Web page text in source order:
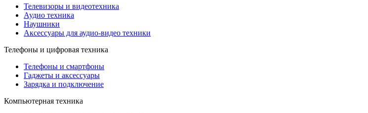
Телевизоры и видеотехника
Аудио техника
Наушники
Аксессуары для аудио-видео техники
Телефоны и цифровая техника
Телефоны и смартфоны
Гаджеты и аксессуары
Зарядка и подключение
Компьютерная техника